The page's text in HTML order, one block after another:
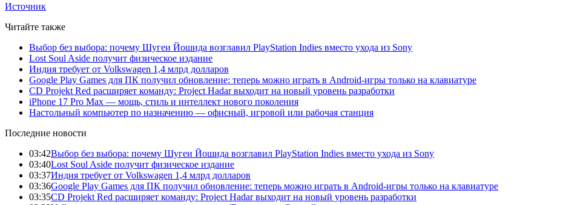
Источник
Читайте также
Выбор без выбора: почему Шугеи Йошида возглавил PlayStation Indies вместо ухода из Sony
Lost Soul Aside получит физическое издание
Индия требует от Volkswagen 1,4 млрд долларов
Google Play Games для ПК получил обновление: теперь можно играть в Android-игры только на клавиатуре
CD Projekt Red расширяет команду: Project Hadar выходит на новый уровень разработки
iPhone 17 Pro Max — мощь, стиль и интеллект нового поколения
Настольный компьютер по назначению — офисный, игровой или рабочая станция
Последние новости
03:42Выбор без выбора: почему Шугеи Йошида возглавил PlayStation Indies вместо ухода из Sony
03:40Lost Soul Aside получит физическое издание
03:37Индия требует от Volkswagen 1,4 млрд долларов
03:36Google Play Games для ПК получил обновление: теперь можно играть в Android-игры только на клавиатуре
03:35CD Projekt Red расширяет команду: Project Hadar выходит на новый уровень разработки